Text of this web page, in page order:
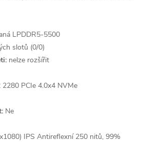
LPDDR5-5500
slotů (0/0)
nelze rozšířit
2280 PCIe 4.0x4 NVMe
Ne
IPS Antireflexní 250 nitů, 99%